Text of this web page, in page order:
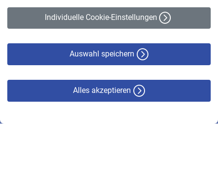
Individuelle Cookie-Einstellungen
Auswahl speichern
Alles akzeptieren
Erklärung zur Barrierefreiheit
© VBL 2026